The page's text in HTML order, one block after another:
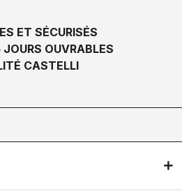
ET SÉCURISÉS
OUVRABLES
CASTELLI